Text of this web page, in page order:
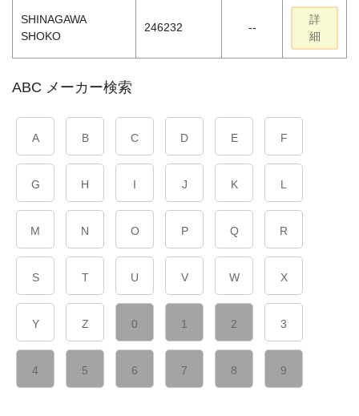
SHINAGAWA
SHOKO
246232 --
詳
細
ABC メーカー検索
A B C D E F
G H I J K L
M N O P Q R
S T U V W X
Y Z 0 1 2 3
4 5 6 7 8 9